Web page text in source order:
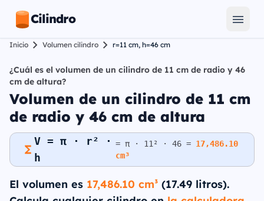
Cilindro
Inicio Volumen cilindro r=11 cm, h=46 cm
¿Cuál es el volumen de un cilindro de 11 cm de radio y 46
cm de altura?
Volumen de un cilindro de 11 cm
de radio y 46 cm de altura
V = π · r² ·
h
= π · 11² · 46 = 17,486.10
cm³
El volumen es 17,486.10 cm³ (17.49 litros).